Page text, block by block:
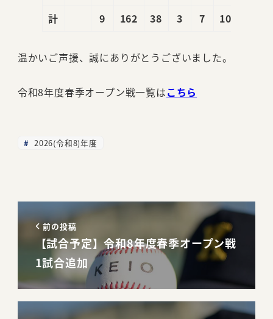
計 9 162 38 3 7 10
温かいご声援、誠にありがとうございました。
令和8年度春季オープン戦一覧はこちら
2026(令和8)年度
前の投稿
【試合予定】令和8年度春季オープン戦
1試合追加